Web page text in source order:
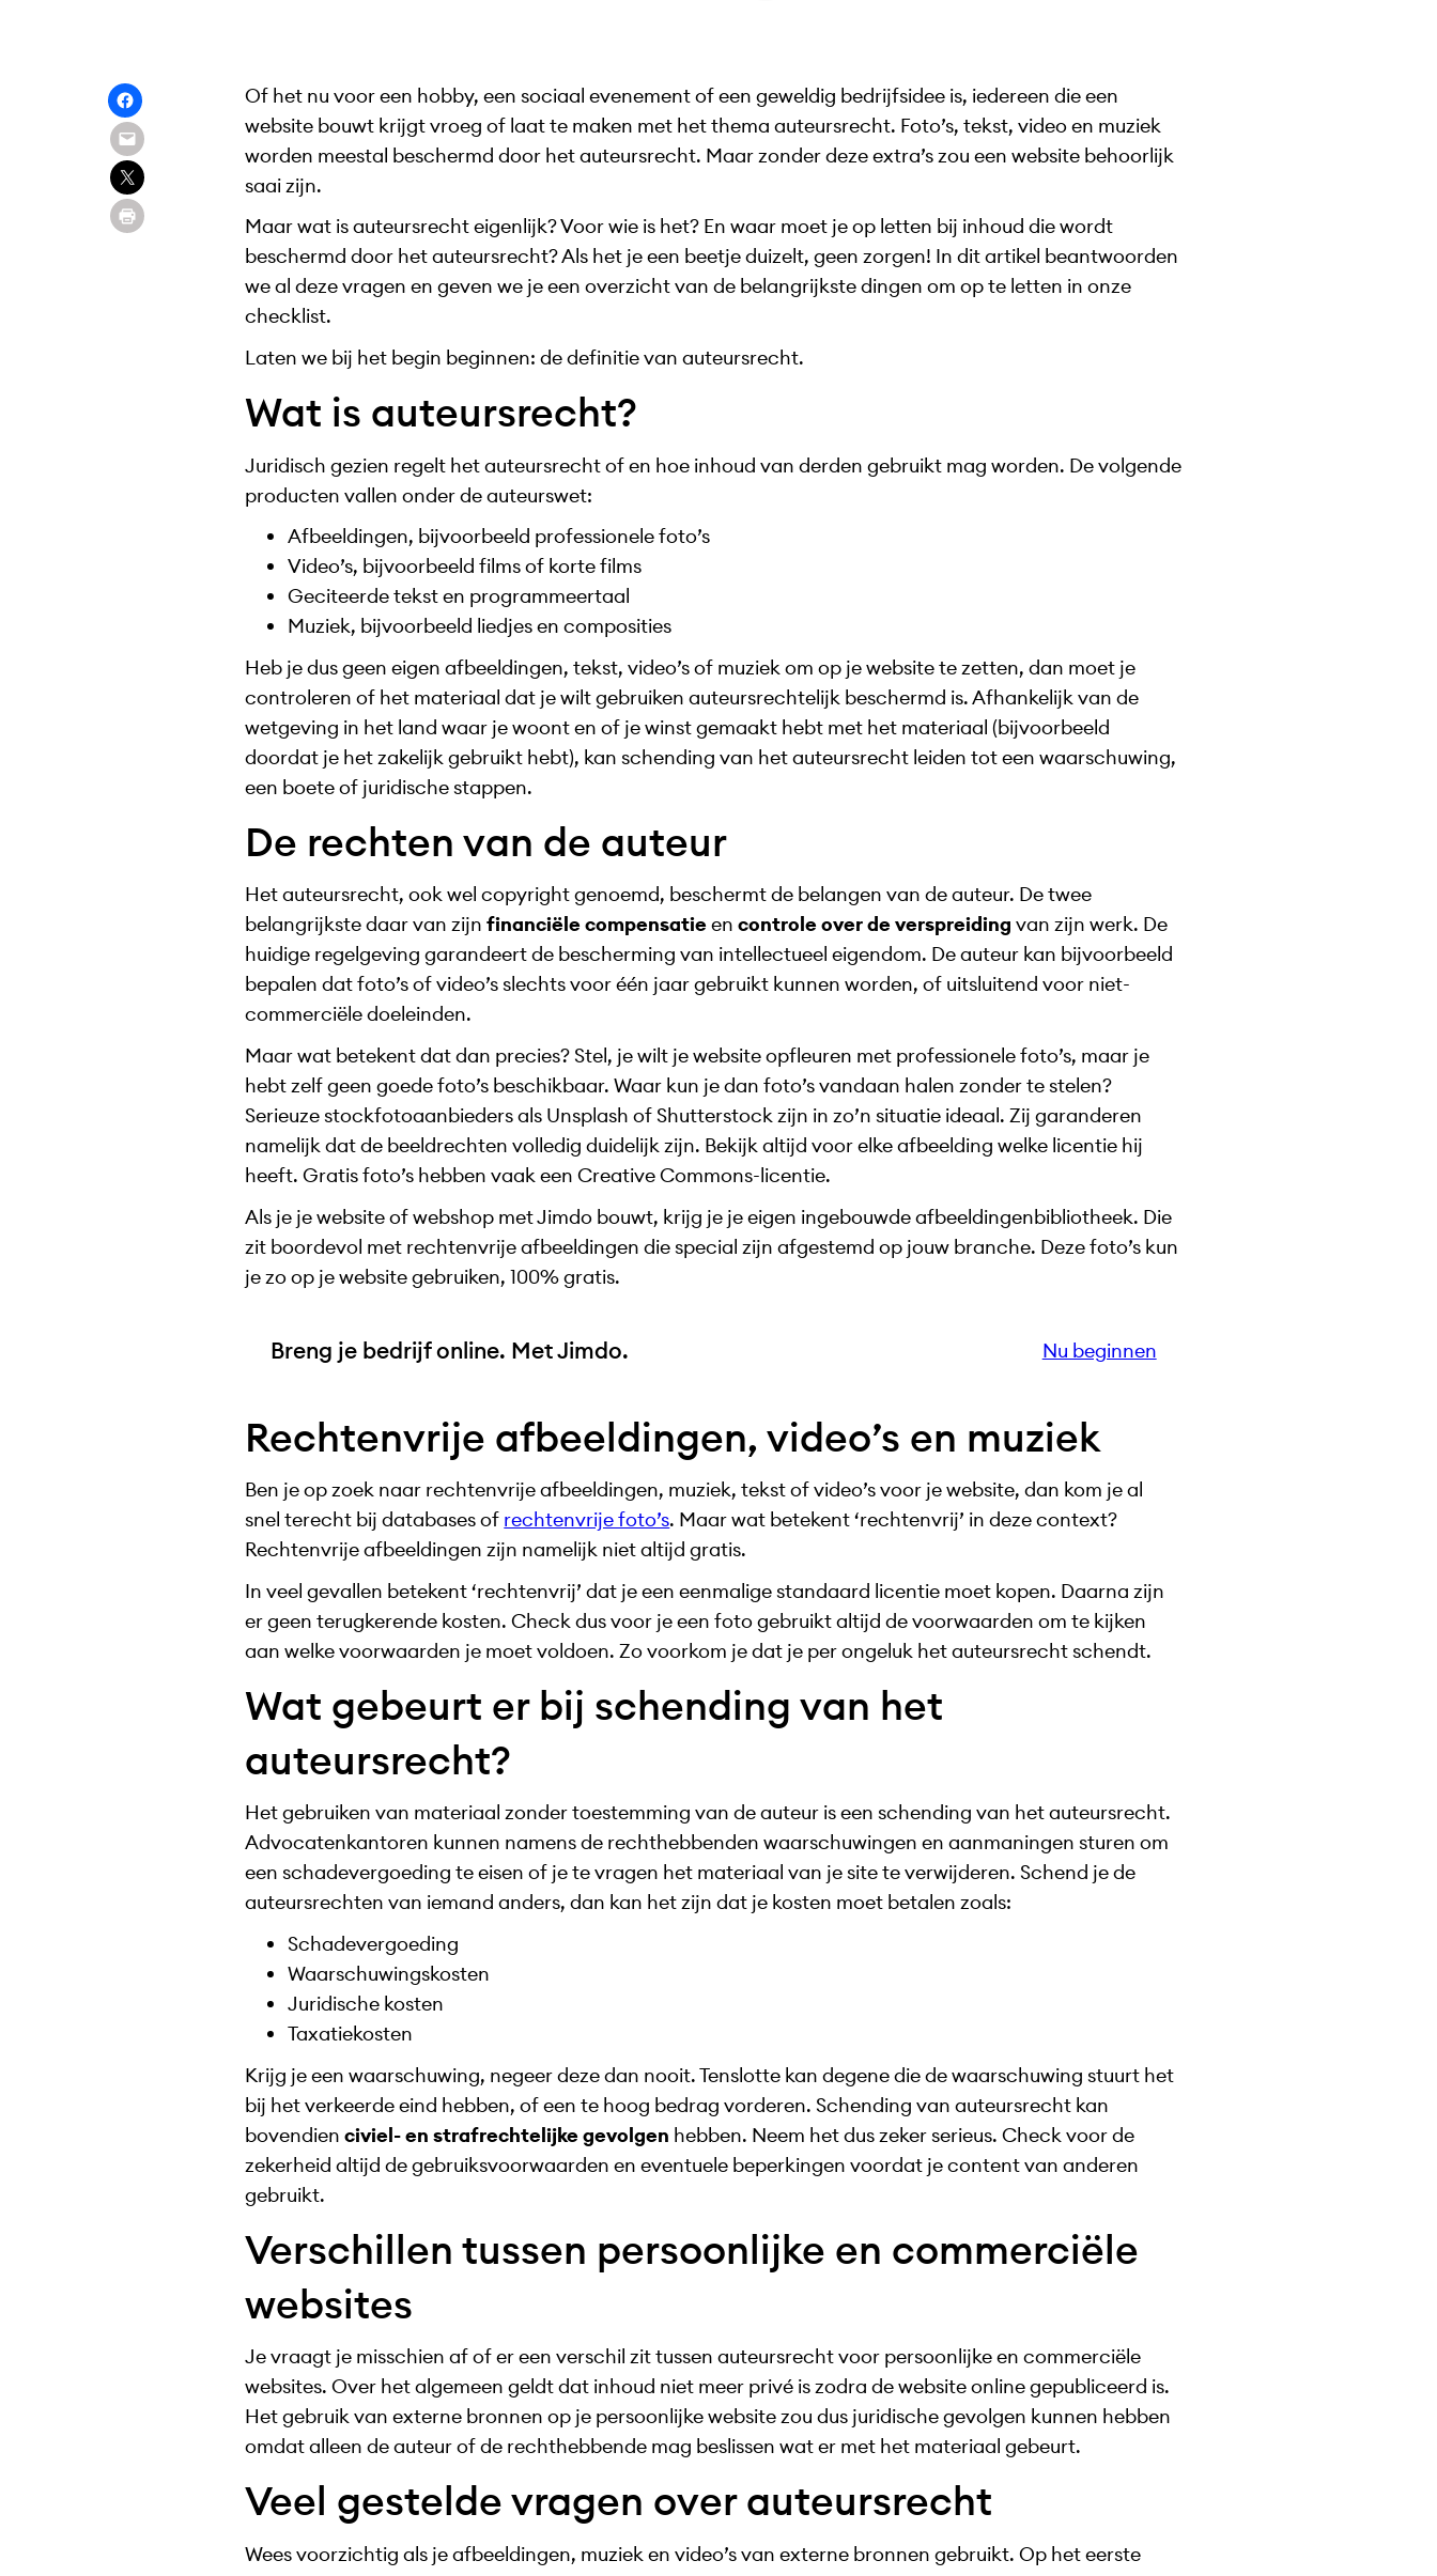
Of het nu voor een hobby, een sociaal evenement of een geweldig bedrijfsidee is, iedereen die een
website bouwt krijgt vroeg of laat te maken met het thema auteursrecht. Foto’s, tekst, video en muziek
worden meestal beschermd door het auteursrecht. Maar zonder deze extra’s zou een website behoorlijk
saai zijn.
Maar wat is auteursrecht eigenlijk? Voor wie is het? En waar moet je op letten bij inhoud die wordt
beschermd door het auteursrecht? Als het je een beetje duizelt, geen zorgen! In dit artikel beantwoorden
we al deze vragen en geven we je een overzicht van de belangrijkste dingen om op te letten in onze
checklist.
Laten we bij het begin beginnen: de definitie van auteursrecht.
Wat is auteursrecht?
Juridisch gezien regelt het auteursrecht of en hoe inhoud van derden gebruikt mag worden. De volgende
producten vallen onder de auteurswet:
Afbeeldingen, bijvoorbeeld professionele foto’s
Video’s, bijvoorbeeld films of korte films
Geciteerde tekst en programmeertaal
Muziek, bijvoorbeeld liedjes en composities
Heb je dus geen eigen afbeeldingen, tekst, video’s of muziek om op je website te zetten, dan moet je
controleren of het materiaal dat je wilt gebruiken auteursrechtelijk beschermd is. Afhankelijk van de
wetgeving in het land waar je woont en of je winst gemaakt hebt met het materiaal (bijvoorbeeld
doordat je het zakelijk gebruikt hebt), kan schending van het auteursrecht leiden tot een waarschuwing,
een boete of juridische stappen.
De rechten van de auteur
Het auteursrecht, ook wel copyright genoemd, beschermt de belangen van de auteur. De twee
belangrijkste daar van zijnfinanciële compensatieencontrole over de verspreiding van zijn werk. De
huidige regelgeving garandeert de bescherming van intellectueel eigendom. De auteur kan bijvoorbeeld
bepalen dat foto’s of video’s slechts voor één jaar gebruikt kunnen worden, of uitsluitend voor niet-
commerciële doeleinden.
Maar wat betekent dat dan precies? Stel, je wilt je website opfleuren met professionele foto’s, maar je
hebt zelf geen goede foto’s beschikbaar. Waar kun je dan foto’s vandaan halen zonder te stelen?
Serieuze stockfotoaanbieders als Unsplash of Shutterstock zijn in zo’n situatie ideaal. Zij garanderen
namelijk dat de beeldrechten volledig duidelijk zijn. Bekijk altijd voor elke afbeelding welke licentie hij
heeft. Gratis foto’s hebben vaak een Creative Commons-licentie.
Als je je website of webshop met Jimdo bouwt, krijg je je eigen ingebouwde afbeeldingenbibliotheek. Die
zit boordevol met rechtenvrije afbeeldingen die special zijn afgestemd op jouw branche. Deze foto’s kun
je zo op je website gebruiken, 100% gratis.
Breng je bedrijf online. Met Jimdo. Nu beginnen
Rechtenvrije afbeeldingen, video’s en muziek
Ben je op zoek naar rechtenvrije afbeeldingen, muziek, tekst of video’s voor je website, dan kom je al
snel terecht bij databases of rechtenvrije foto’s. Maar wat betekent ‘rechtenvrij’ in deze context?
Rechtenvrije afbeeldingen zijn namelijk niet altijd gratis.
In veel gevallen betekent ‘rechtenvrij’ dat je een eenmalige standaard licentie moet kopen. Daarna zijn
er geen terugkerende kosten. Check dus voor je een foto gebruikt altijd de voorwaarden om te kijken
aan welke voorwaarden je moet voldoen. Zo voorkom je dat je per ongeluk het auteursrecht schendt.
Wat gebeurt er bij schending van het
auteursrecht?
Het gebruiken van materiaal zonder toestemming van de auteur is een schending van het auteursrecht.
Advocatenkantoren kunnen namens de rechthebbenden waarschuwingen en aanmaningen sturen om
een schadevergoeding te eisen of je te vragen het materiaal van je site te verwijderen. Schend je de
auteursrechten van iemand anders, dan kan het zijn dat je kosten moet betalen zoals:
Schadevergoeding
Waarschuwingskosten
Juridische kosten
Taxatiekosten
Krijg je een waarschuwing, negeer deze dan nooit. Tenslotte kan degene die de waarschuwing stuurt het
bij het verkeerde eind hebben, of een te hoog bedrag vorderen. Schending van auteursrecht kan
bovendienciviel- en strafrechtelijke gevolgen hebben. Neem het dus zeker serieus. Check voor de
zekerheid altijd de gebruiksvoorwaarden en eventuele beperkingen voordat je content van anderen
gebruikt.
Verschillen tussen persoonlijke en commerciële
websites
Je vraagt je misschien af of er een verschil zit tussen auteursrecht voor persoonlijke en commerciële
websites. Over het algemeen geldt dat inhoud niet meer privé is zodra de website online gepubliceerd is.
Het gebruik van externe bronnen op je persoonlijke website zou dus juridische gevolgen kunnen hebben
omdat alleen de auteur of de rechthebbende mag beslissen wat er met het materiaal gebeurt.
Veel gestelde vragen over auteursrecht
Wees voorzichtig als je afbeeldingen, muziek en video’s van externe bronnen gebruikt. Op het eerste